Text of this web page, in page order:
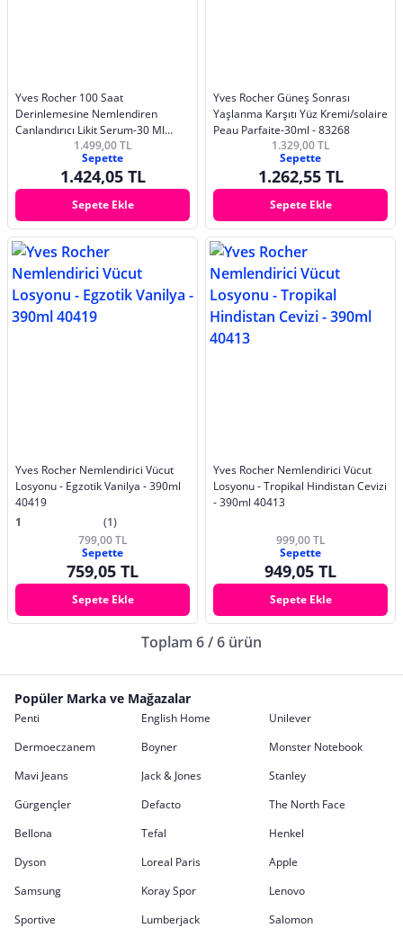
Yves Rocher 100 Saat
Derinlemesine Nemlendiren
Canlandırıcı Likit Serum-30 Ml
1.499,00 TL
Sepette
1.424,05 TL
Sepete Ekle
Yves Rocher Güneş Sonrası
Yaşlanma Karşıtı Yüz Kremi/solaire
Peau Parfaite-30ml - 83268
1.329,00 TL
Sepette
1.262,55 TL
Sepete Ekle
Yves Rocher Nemlendirici Vücut
Losyonu - Egzotik Vanilya - 390ml
40419
1
(1)
799,00 TL
Sepette
759,05 TL
Sepete Ekle
Yves Rocher Nemlendirici Vücut
Losyonu - Tropikal Hindistan Cevizi
- 390ml 40413
999,00 TL
Sepette
949,05 TL
Sepete Ekle
Toplam 6 / 6 ürün
Popüler Marka ve Mağazalar
Penti English Home
Unilever
Dermoeczanem
Boyner
Monster Notebook
Mavi Jeans
Jack & Jones
Stanley
Gürgençler
Defacto
The North Face
Bellona
Tefal
Henkel
Dyson
Loreal Paris
Apple
Samsung
Koray Spor
Lenovo
Sportive
Lumberjack Salomon